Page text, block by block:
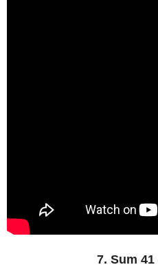
7. Sum 41